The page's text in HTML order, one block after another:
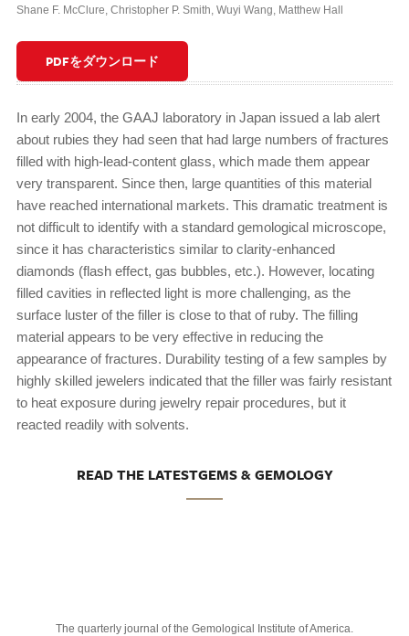
Shane F. McClure, Christopher P. Smith, Wuyi Wang, Matthew Hall
PDFをダウンロード
In early 2004, the GAAJ laboratory in Japan issued a lab alert
about rubies they had seen that had large numbers of fractures
filled with high-lead-content glass, which made them appear
very transparent. Since then, large quantities of this material
have reached international markets. This dramatic treatment is
not difficult to identify with a standard gemological microscope,
since it has characteristics similar to clarity-enhanced
diamonds (flash effect, gas bubbles, etc.). However, locating
filled cavities in reflected light is more challenging, as the
surface luster of the filler is close to that of ruby. The filling
material appears to be very effective in reducing the
appearance of fractures. Durability testing of a few samples by
highly skilled jewelers indicated that the filler was fairly resistant
to heat exposure during jewelry repair procedures, but it
reacted readily with solvents.
READ THE LATESTGEMS & GEMOLOGY
The quarterly journal of the Gemological Institute of America.